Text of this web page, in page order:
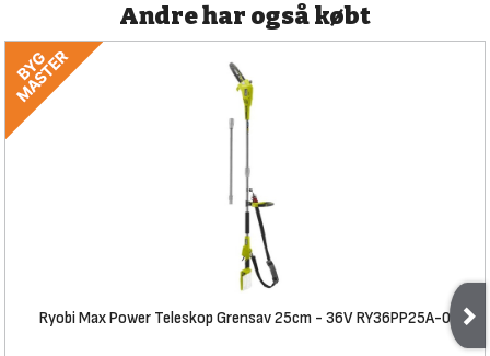
Andre har også købt
Ryobi Max Power Teleskop Grensav 25cm - 36V RY36PP25A-0